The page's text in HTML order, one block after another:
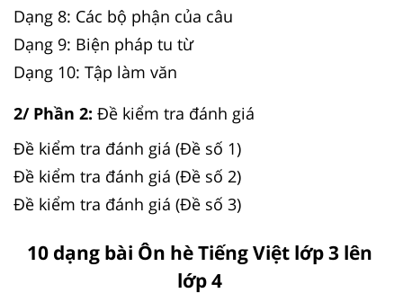
Dạng 8: Các bộ phận của câu
Dạng 9: Biện pháp tu từ
Dạng 10: Tập làm văn
2/ Phần 2: Đề kiểm tra đánh giá
Đề kiểm tra đánh giá (Đề số 1)
Đề kiểm tra đánh giá (Đề số 2)
Đề kiểm tra đánh giá (Đề số 3)
10 dạng bài Ôn hè Tiếng Việt lớp 3 lên
lớp 4